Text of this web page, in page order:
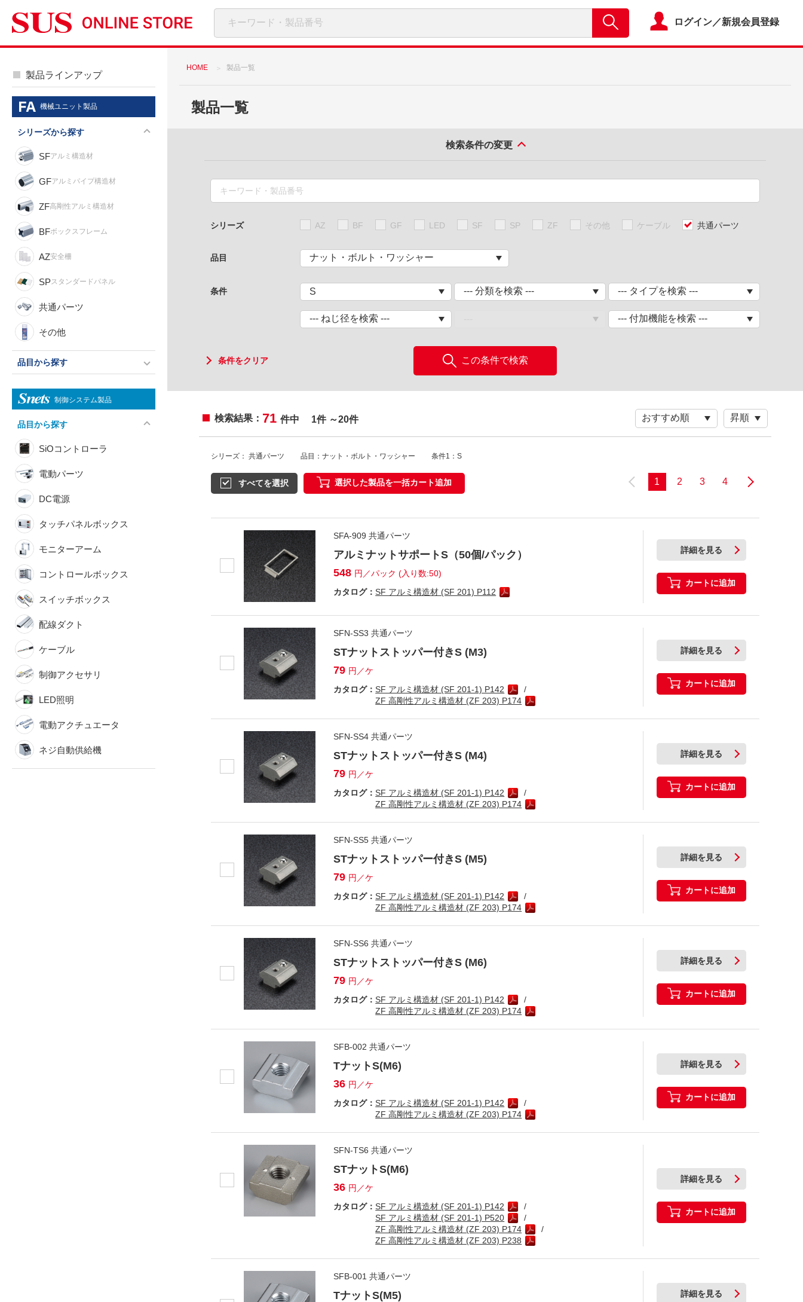
ログイン／新規会員登録
製品ラインアップ
機械ユニット製品
シリーズから探す
SFアルミ構造材
GFアルミパイプ構造材
ZF高剛性アルミ構造材
BFボックスフレーム
AZ安全柵
SPスタンダードパネル
共通パーツ
その他
品目から探す
制御システム製品
品目から探す
SiOコントローラ
電動パーツ
DC電源
タッチパネルボックス
モニターアーム
コントロールボックス
スイッチボックス
配線ダクト
ケーブル
制御アクセサリ
LED照明
電動アクチュエータ
ネジ自動供給機
HOME 製品一覧
製品一覧
検索条件の変更
シリーズ AZ BF GF LED SF SP ZF その他 ケーブル 共通パーツ
品目
条件
この条件で検索
条件をクリア
検索結果： 71件中 1件 ～20件
シリーズ： 共通パーツ 品目：ナット・ボルト・ワッシャー 条件1：S
すべてを選択 選択した製品を一括カート追加 1 2 3 4
SFA-909 共通パーツ
アルミナットサポートS（50個/パック）
548 円／パック (入り数:50)
カタログ：SF アルミ構造材 (SF 201) P112
詳細を見る
カートに追加
SFN-SS3 共通パーツ
STナットストッパー付きS (M3)
79 円／ケ
カタログ：SF アルミ構造材 (SF 201-1) P142
ZF 高剛性アルミ構造材 (ZF 203) P174
詳細を見る
カートに追加
SFN-SS4 共通パーツ
STナットストッパー付きS (M4)
79 円／ケ
カタログ：SF アルミ構造材 (SF 201-1) P142
ZF 高剛性アルミ構造材 (ZF 203) P174
詳細を見る
カートに追加
SFN-SS5 共通パーツ
STナットストッパー付きS (M5)
79 円／ケ
カタログ：SF アルミ構造材 (SF 201-1) P142
ZF 高剛性アルミ構造材 (ZF 203) P174
詳細を見る
カートに追加
SFN-SS6 共通パーツ
STナットストッパー付きS (M6)
79 円／ケ
カタログ：SF アルミ構造材 (SF 201-1) P142
ZF 高剛性アルミ構造材 (ZF 203) P174
詳細を見る
カートに追加
SFB-002 共通パーツ
TナットS(M6)
36 円／ケ
カタログ：SF アルミ構造材 (SF 201-1) P142
ZF 高剛性アルミ構造材 (ZF 203) P174
詳細を見る
カートに追加
SFN-TS6 共通パーツ
STナットS(M6)
36 円／ケ
カタログ：SF アルミ構造材 (SF 201-1) P142
SF アルミ構造材 (SF 201-1) P520
ZF 高剛性アルミ構造材 (ZF 203) P174
ZF 高剛性アルミ構造材 (ZF 203) P238
詳細を見る
カートに追加
SFB-001 共通パーツ
TナットS(M5)
詳細を見る